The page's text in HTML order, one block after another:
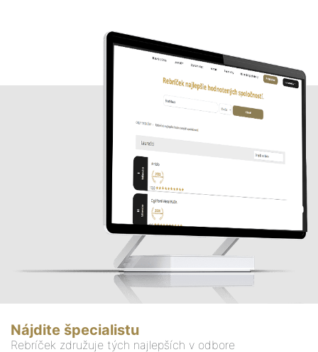
Nájdite špecialistu
Rebríček združuje tých najlepších v odbore